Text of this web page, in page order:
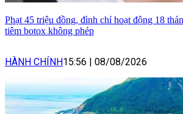
Phạt 45 triệu đồng, đình chỉ hoạt động 18
tiêm botox không phép
HÀNH CHÍNH15:56 | 08/08/2026